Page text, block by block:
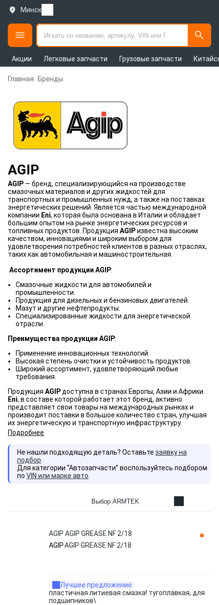
Минск
Акции Легковые запчасти Грузовые запчасти
Главная Бренды
AGIP
AGIP — бренд, специализирующийся на производстве
смазочных материалов и других жидкостей для
транспортных и промышленных нужд, а также на поставках
энергетических решений. Является частью международной
компании Eni, которая была основана в Италии и обладает
большим опытом на рынке энергетических ресурсов и
топливных продуктов. Продукция AGIPизвестна высоким
качеством, инновациями и широким выбором для
удовлетворения потребностей клиентов в разных отраслях,
таких как автомобильная и машиностроительная.
Ассортимент продукции AGIP:
Смазочные жидкости для автомобилей и
промышленности.
Продукция для дизельных и бензиновых двигателей.
Мазут и другие нефтепродукты.
Специализированные жидкости для энергетической
отрасли.
Преимущества продукции AGIP:
Применение инновационных технологий.
Высокая степень очистки и устойчивость продуктов.
Широкий ассортимент, удовлетворяющий любые
требования.
Продукция AGIP доступна в странах Европы, Азии и Африки.
Eni, в составе которой работает этот бренд, активно
представляет свои товары на международных рынках и
производит поставки в большое количество стран, улучшая
их энергетическую и транспортную инфраструктуру.
Подробнее
Не нашли подходящую деталь? Оставьте заявку на
подбор
Для категории “Автозапчасти” воспользуйтесь подбором
по VIN или марке авто
Выбор ARMTEK
AGIP AGIP GREASE NF 2/18
AGIPAGIP GREASE NF 2/18
Лучшее предложение
пластичная литиевая смазка! тугоплавкая, для
подшипников\